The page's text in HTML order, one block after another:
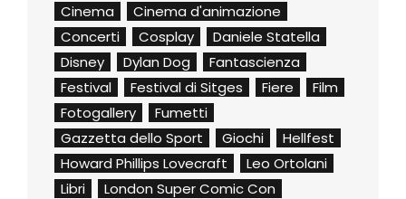
Cinema
Cinema d'animazione
Concerti
Cosplay
Daniele Statella
Disney
Dylan Dog
Fantascienza
Festival
Festival di Sitges Fiere
Film
Fotogallery
Fumetti
Gazzetta dello Sport
Giochi
Hellfest
Howard Phillips Lovecraft
Leo Ortolani
Libri
London Super Comic Con